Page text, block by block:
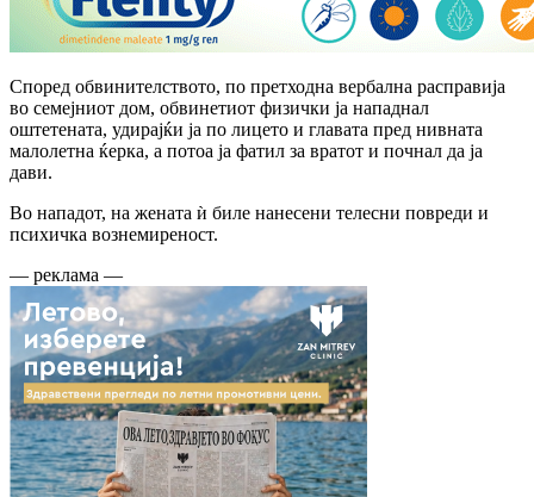
Според обвинителството, по претходна вербална расправија
во семејниот дом, обвинетиот физички ја нападнал
оштетената, удирајќи ја по лицето и главата пред нивната
малолетна ќерка, а потоа ја фатил за вратот и почнал да ја
дави.
Во нападот, на жената ѝ биле нанесени телесни повреди и
психичка вознемиреност.
— реклама —